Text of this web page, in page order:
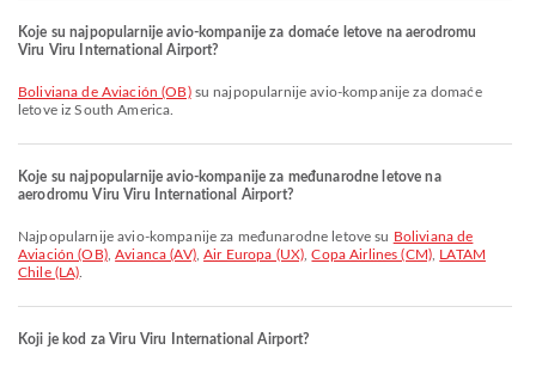
Koje su najpopularnije avio-kompanije za domaće letove na aerodromu
Viru Viru International Airport?
Boliviana de Aviación (OB)su najpopularnije avio-kompanije za domaće
letove iz South America.
Koje su najpopularnije avio-kompanije za međunarodne letove na
aerodromu Viru Viru International Airport?
Najpopularnije avio-kompanije za međunarodne letove su Boliviana de
Aviación (OB),Avianca (AV),Air Europa (UX) ,Copa Airlines (CM) LATAM
Chile (LA)
Koji je kod za Viru Viru International Airport?